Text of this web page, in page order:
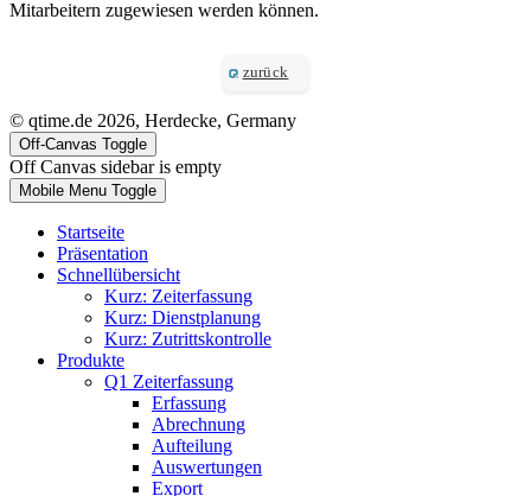
Mitarbeitern zugewiesen werden können.
zurück
© qtime.de 2026, Herdecke, Germany
Off-Canvas Toggle
Off Canvas sidebar is empty
Mobile Menu Toggle
Startseite
Präsentation
Schnellübersicht
Kurz: Zeiterfassung
Kurz: Dienstplanung
Kurz: Zutrittskontrolle
Produkte
Q1 Zeiterfassung
Erfassung
Abrechnung
Aufteilung
Auswertungen
Export